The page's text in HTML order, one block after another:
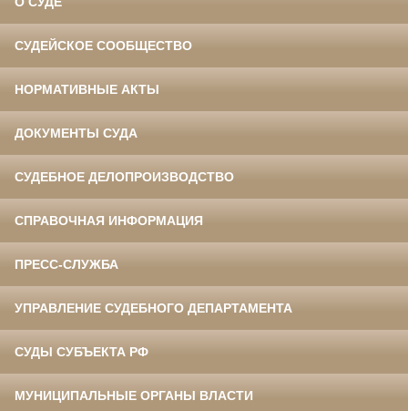
СУДЕЙСКОЕ СООБЩЕСТВО
НОРМАТИВНЫЕ АКТЫ
ДОКУМЕНТЫ СУДА
СУДЕБНОЕ ДЕЛОПРОИЗВОДСТВО
СПРАВОЧНАЯ ИНФОРМАЦИЯ
ПРЕСС-СЛУЖБА
УПРАВЛЕНИЕ СУДЕБНОГО ДЕПАРТАМЕНТА
СУДЫ СУБЪЕКТА РФ
МУНИЦИПАЛЬНЫЕ ОРГАНЫ ВЛАСТИ